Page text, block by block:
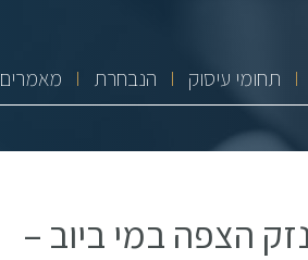
תחומי עיסוק הנבחרת מאמרים
הצפה במי ביוב –